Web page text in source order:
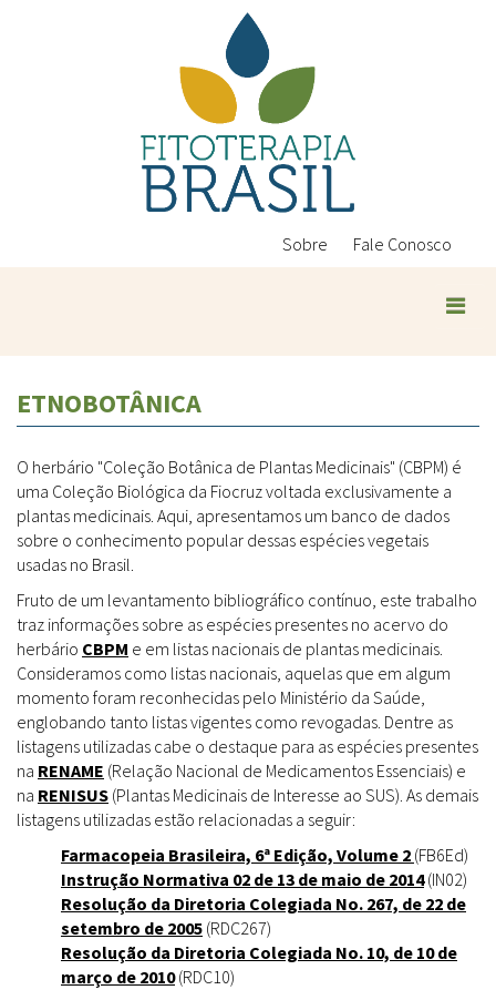
Sobre Fale Conosco
ETNOBOTÂNICA
O herbário "Coleção Botânica de Plantas Medicinais" (CBPM) é
uma Coleção Biológica da Fiocruz voltada exclusivamente a
plantas medicinais. Aqui, apresentamos um banco de dados
sobre o conhecimento popular dessas espécies vegetais
usadas no Brasil.
Fruto de um levantamento bibliográfico contínuo, este trabalho
traz informações sobre as espécies presentes no acervo do
herbário CBPM e em listas nacionais de plantas medicinais.
Consideramos como listas nacionais, aquelas que em algum
momento foram reconhecidas pelo Ministério da Saúde,
englobando tanto listas vigentes como revogadas. Dentre as
listagens utilizadas cabe o destaque para as espécies presentes
na RENAME (Relação Nacional de Medicamentos Essenciais) e
na RENISUS (Plantas Medicinais de Interesse ao SUS). As demais
listagens utilizadas estão relacionadas a seguir:
Farmacopeia Brasileira, 6ª Edição, Volume 2 (FB6Ed)
Instrução Normativa 02 de 13 de maio de 2014(IN02)
Resolução da Diretoria Colegiada No. 267, de 22 de
setembro de 2005 (RDC267)
Resolução da Diretoria Colegiada No. 10, de 10 de
março de 2010(RDC10)